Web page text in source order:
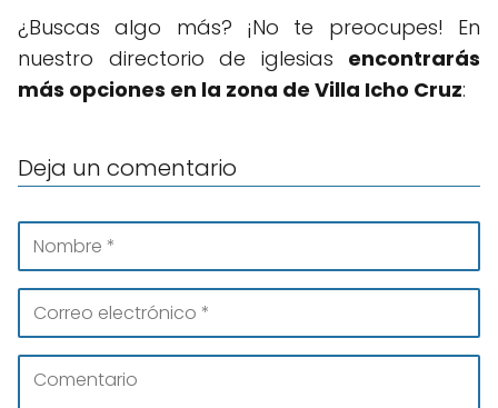
¿Buscas algo más? ¡No te preocupes! En
nuestro directorio de iglesias encontrarás
más opciones en la zona de Villa Icho Cruz:
Deja un comentario